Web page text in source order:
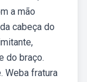
a mão
cabeça do
do braço.
Weba fratura